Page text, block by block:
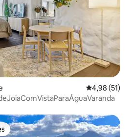
4,98 de uma
4,98 (51)